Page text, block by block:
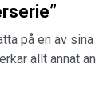
på en av sina
allt annat än